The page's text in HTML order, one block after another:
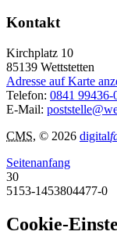
Kontakt
Kirchplatz 10
85139 Wettstetten
Adresse auf Karte
Telefon: 0841 99436-
E-Mail:
CMS, © 2026 digital
Seitenanfang
30
5153-1453804477-0
Cookie-